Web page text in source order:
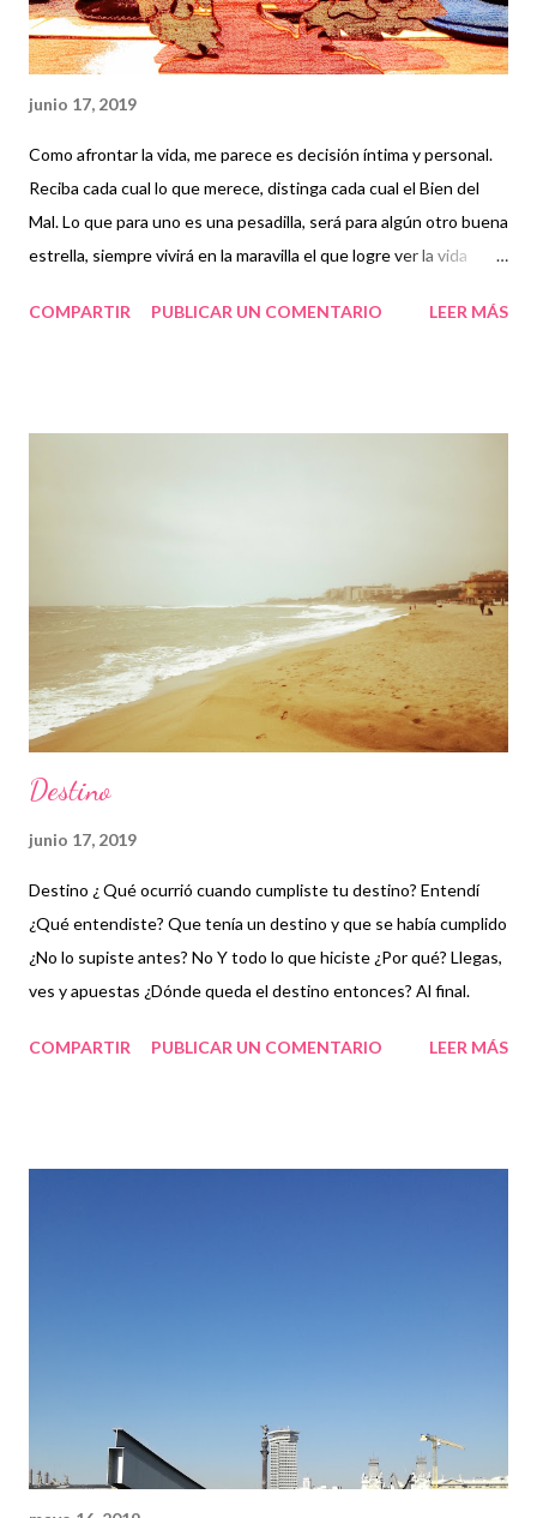
junio 17, 2019
Como afrontar la vida, me parece es decisión íntima y personal.
Reciba cada cual lo que merece, distinga cada cual el Bien del
Mal. Lo que para uno es una pesadilla, será para algún otro buena
estrella, siempre vivirá en la maravilla el que logre ver la vida
compañera. Florece la ya marchitada rosa, si se la sabe ver de
COMPARTIR PUBLICAR UN COMENTARIO LEER MÁS
Destino
junio 17, 2019
Destino ¿ Qué ocurrió cuando cumpliste tu destino? Entendí
¿Qué entendiste? Que tenía un destino y que se había cumplido
¿No lo supiste antes? No Y todo lo que hiciste ¿Por qué? Llegas,
ves y apuestas ¿Dónde queda el destino entonces? Al final.
COMPARTIR PUBLICAR UN COMENTARIO LEER MÁS